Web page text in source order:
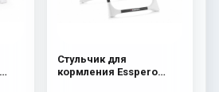
Стульчик для
кормления Esspero